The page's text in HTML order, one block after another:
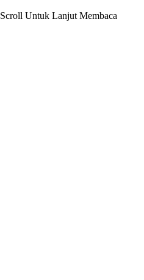
Scroll Untuk Lanjut Membaca